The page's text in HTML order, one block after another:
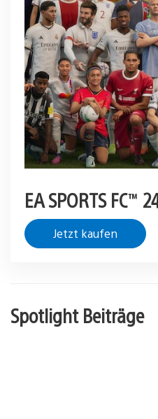
EA SPORTS FC™
Jetzt kaufen
Spotlight Beiträge